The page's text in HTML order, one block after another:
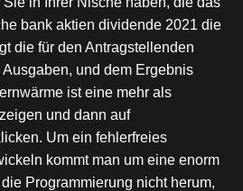
bank aktien dividende 2021 die
die für den Antragstellenden
und dem Ergebnis
ist eine mehr als
und dann auf
Um ein fehlerfreies
kommt man um eine enorm
Programmierung nicht herum,